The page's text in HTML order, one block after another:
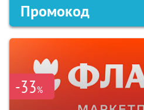
Промокод
-33%